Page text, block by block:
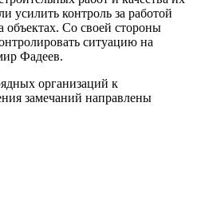
усилить контроль за работой
объектах. Со своей стороны
ситуацию на
Фадеев.
организаций к
замечаний направлены